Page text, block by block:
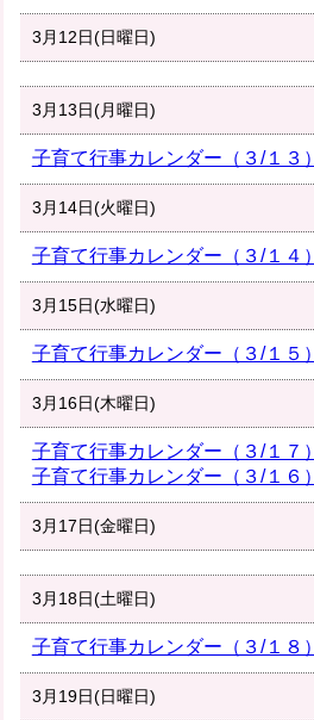
3月12日(日曜日)
3月13日(月曜日)
子育て行事カレンダー（３/１３）
3月14日(火曜日)
子育て行事カレンダー（３/１４）
3月15日(水曜日)
子育て行事カレンダー（３/１５）
3月16日(木曜日)
子育て行事カレンダー（３/１７）
子育て行事カレンダー（３/１６）
3月17日(金曜日)
3月18日(土曜日)
子育て行事カレンダー（３/１８）
3月19日(日曜日)